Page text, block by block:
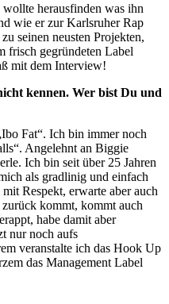
herausfinden was ihn
wie er zur Karlsruher Rap
seinen neusten Projekten,
frisch gegründeten Label
mit dem Interview!
kennen. Wer bist Du und
Fat“. Ich bin immer noch
Angelehnt an Biggie
Ich bin seit über 25 Jahren
als gradlinig und einfach
Respekt, erwarte aber auch
kommt, kommt auch
habe damit aber
nur noch aufs
veranstalte ich das Hook Up
das Management Label